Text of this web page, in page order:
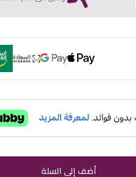
أضف إلى السلة